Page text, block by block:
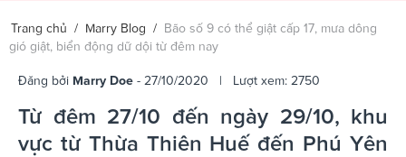
Trang chủ / Marry Blog / Bão số 9 có thể giật cấp 17, mưa dông
gió giật, biển động dữ dội từ đêm nay
Đăng bởi Marry Doe - 27/10/2020 | Lượt xem: 2750
Từ đêm 27/10 đến ngày 29/10, khu
vực từ Thừa Thiên Huế đến Phú Yên